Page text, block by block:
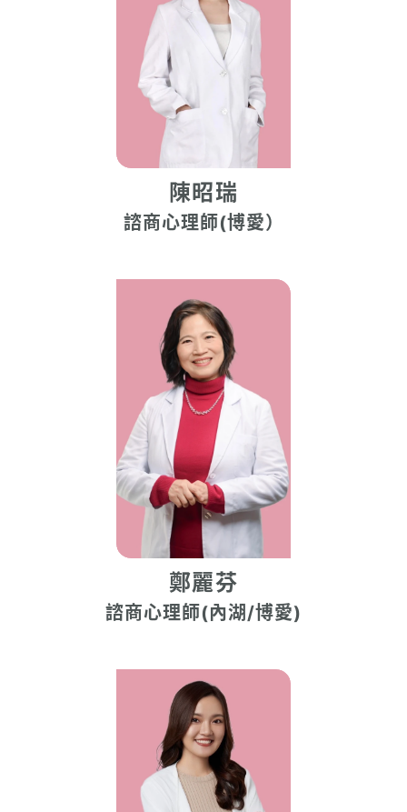
陳昭瑞
諮商心理師(博愛）
鄭麗芬
諮商心理師(內湖/博愛)